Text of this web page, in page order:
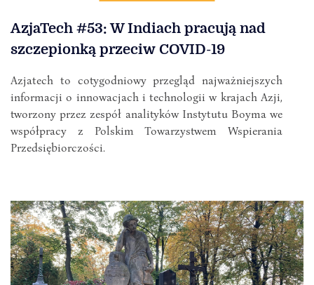
AzjaTech #53: W Indiach pracują nad
szczepionką przeciw COVID-19
Azjatech to cotygodniowy przegląd najważniejszych
informacji o innowacjach i technologii w krajach Azji,
tworzony przez zespół analityków Instytutu Boyma we
współpracy z Polskim Towarzystwem Wspierania
Przedsiębiorczości.